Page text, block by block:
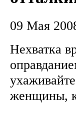
09 Мая
Нехватка
женщины,